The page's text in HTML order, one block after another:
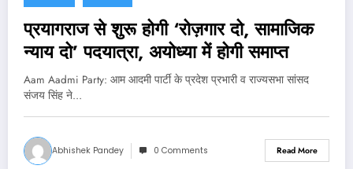
प्रयागराज से शुरू होगी ‘रोज़गार दो, सामाजिक
न्याय दो’ पदयात्रा, अयोध्या में होगी समाप्त
Aam Aadmi Party: आम आदमी पार्टी के प्रदेश प्रभारी व राज्यसभा सांसद
संजय सिंह ने…
Abhishek Pandey 0 Comments Read More